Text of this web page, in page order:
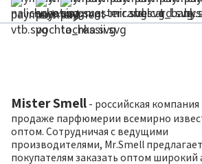
Mister Smell - российская компания
продаже парфюмерии всемирно
оптом. Сотрудничая с ведущими
производителями, Mr.Smell
покупателям заказать оптом широкий